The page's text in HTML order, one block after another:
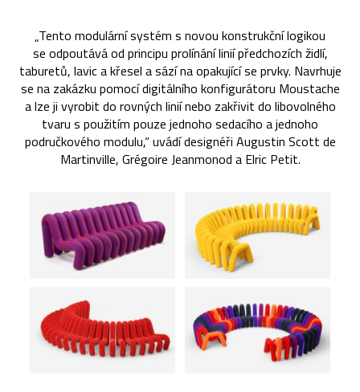
„Tento modulární systém s novou konstrukční logikou
se odpoutává od principu prolínání linií předchozích židlí,
taburetů, lavic a křesel a sází na opakující se prvky. Navrhuje
se na zakázku pomocí digitálního konfigurátoru Moustache
a lze ji vyrobit do rovných linií nebo zakřivit do libovolného
tvaru s použitím pouze jednoho sedacího a jednoho
područkového modulu,“ uvádí designéři Augustin Scott de
Martinville, Grégoire Jeanmonod a Elric Petit.